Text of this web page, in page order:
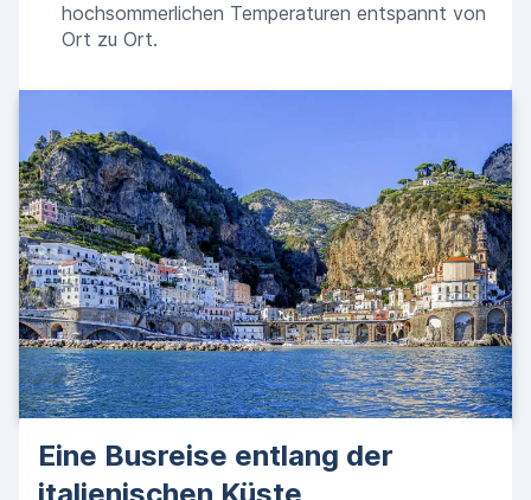
hochsommerlichen Temperaturen entspannt von
Ort zu Ort.
Eine Busreise entlang der